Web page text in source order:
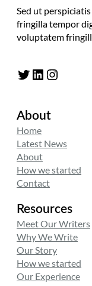
Sed ut
fringilla tempor
voluptatem
Twitter LinkedIn Instagram
About
Home
Latest News
About
How we started
Contact
Resources
Meet Our Writers
Why We Write
Our Story
How we started
Our Experience